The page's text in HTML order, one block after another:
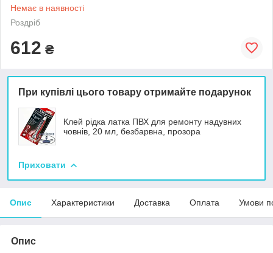
Немає в наявності
Роздріб
612 ₴
При купівлі цього товару отримайте подарунок
Клей рідка латка ПВХ для ремонту надувних
човнів, 20 мл, безбарвна, прозора
Приховати
Опис Характеристики Доставка Оплата Умови
Опис